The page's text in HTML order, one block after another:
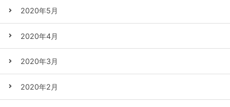
2020年5月
2020年4月
2020年3月
2020年2月